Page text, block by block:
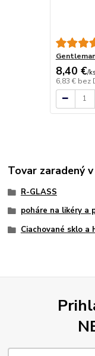
8,40 €/ks
6,83 € bez
Tovar zaradený
R-GLASS
poháre na likéry a
Ciachované sklo a